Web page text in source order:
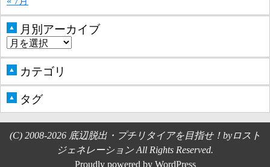
▲ 月別アーカイブ
▲ カテゴリ
▲ タグ
(C) 2008-2026 底辺脱出・プチリタイアを目指せ！byロスト
ジェネレーション All Rights Reserved.
Proudly powered by WordPress